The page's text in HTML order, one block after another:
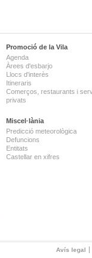
Promoció de la Vila
Agenda
Àrees d'esbarjo
Llocs d'interès
Itineraris
Comerços, restaurants i
privats
Miscel·lània
Predicció meteorològica
Defuncions
Entitats
Castellar en xifres
Avís legal